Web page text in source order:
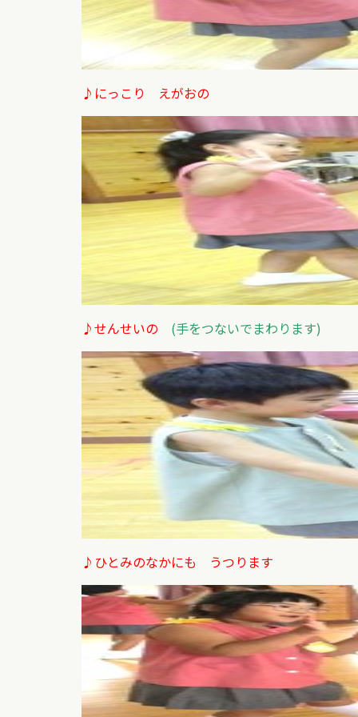
♪にっこり えがおの
♪せんせいの (手をつないでまわります)
♪ひとみのなかにも うつります